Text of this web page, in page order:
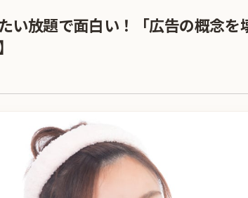
い放題で面白い！「広告の概念